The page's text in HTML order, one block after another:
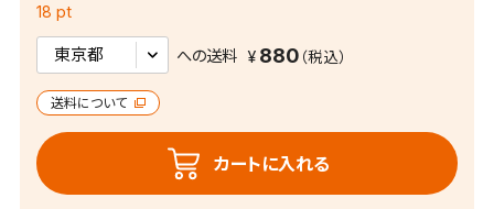
18 pt
への送料 880
送料について
カートに入れる